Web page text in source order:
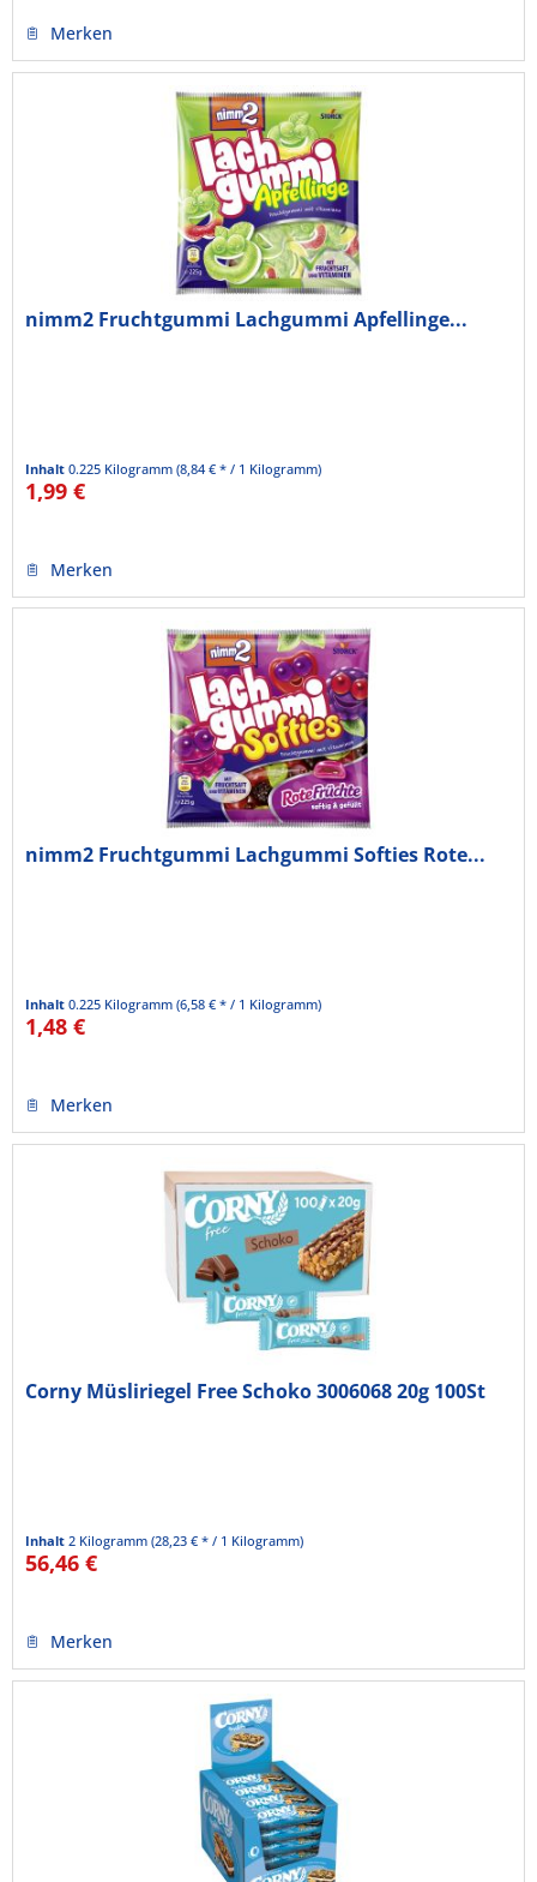
Merken
nimm2 Fruchtgummi Lachgummi Apfellinge...
Inhalt0.225 Kilogramm(8,84 € * / 1 Kilogramm)
1,99 €
Merken
nimm2 Fruchtgummi Lachgummi Softies Rote...
Inhalt0.225 Kilogramm(6,58 € * / 1 Kilogramm)
1,48 €
Merken
Corny Müsliriegel Free Schoko 3006068 20g 100St
Inhalt2 Kilogramm(28,23 € * / 1 Kilogramm)
56,46 €
Merken